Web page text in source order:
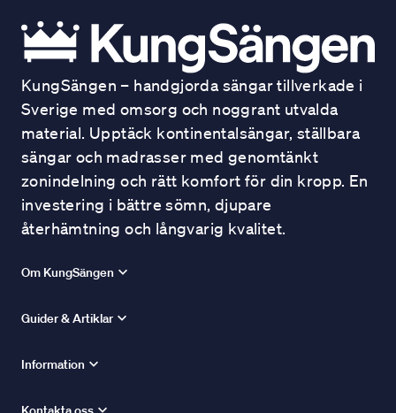
KungSängen – handgjorda sängar tillverkade i
Sverige med omsorg och noggrant utvalda
material. Upptäck kontinentalsängar, ställbara
sängar och madrasser med genomtänkt
zonindelning och rätt komfort för din kropp. En
investering i bättre sömn, djupare
återhämtning och långvarig kvalitet.
Om KungSängen
Guider & Artiklar
Information